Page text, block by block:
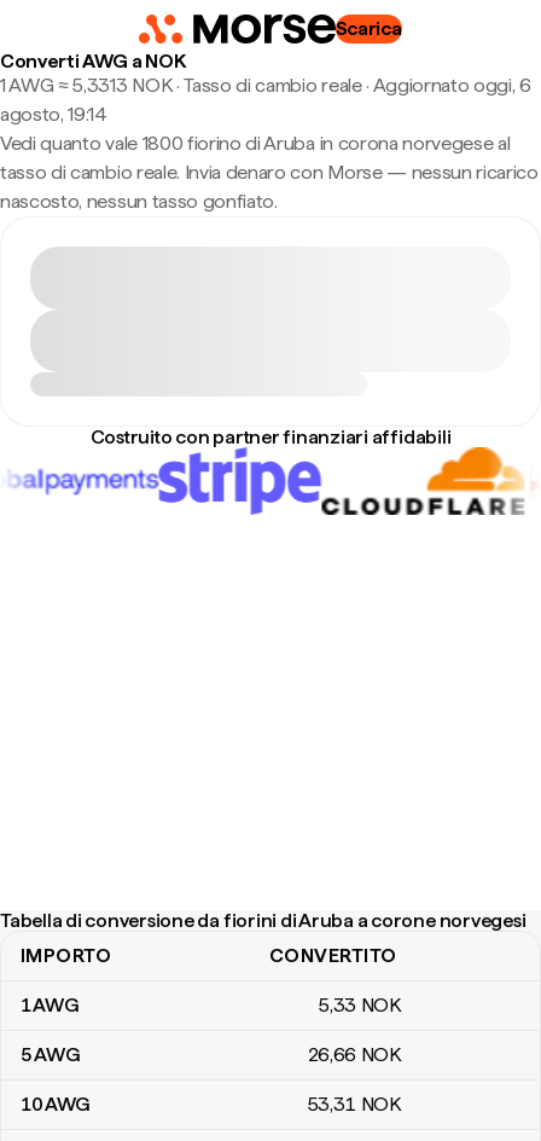
Scarica
Converti AWG a NOK
1 AWG ≈ 5,3313 NOK · Tasso di cambio reale· Aggiornato oggi, 6
agosto, 19:14
Vedi quanto vale 1800 fiorino di Aruba in corona norvegese al
tasso di cambio reale. Invia denaro con Morse — nessun ricarico
nascosto, nessun tasso gonfiato.
Costruito con partner finanziari affidabili
Tabella di conversione da fiorini di Aruba a corone norvegesi
Tabella di conversione da fiorini di Aruba a corone norvegesi
IMPORTO CONVERTITO
1AWG 5,33 NOK
5AWG 26,66 NOK
10AWG 53,31 NOK